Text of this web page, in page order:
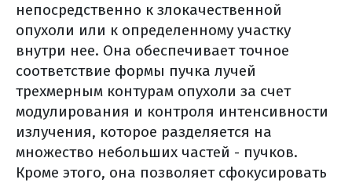
немелкоклеточном раке легкого
когда проводят молекулярно-
генетическое тестирование?
мутация в гене egfr
основные схемы таргетной терапии
химиотерапия/таргетная терапия
(общая информация)
цель лекарственной терапии
непосредственно к злокачественной
опухоли или к определенному участку
внутри нее. Она обеспечивает точное
соответствие формы пучка лучей
трехмерным контурам опухоли за счет
модулирования и контроля интенсивности
излучения, которое разделяется на
множество небольших частей - пучков.
Кроме этого, она позволяет сфокусировать